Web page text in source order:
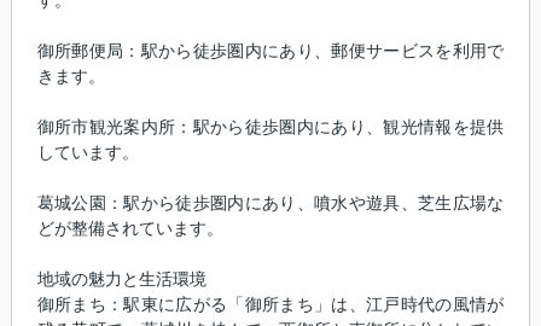
御所郵便局：駅から徒歩圏内にあり、郵便サービスを利用で
きます。
御所市観光案内所：駅から徒歩圏内にあり、観光情報を提供
しています。
葛城公園：駅から徒歩圏内にあり、噴水や遊具、芝生広場な
どが整備されています。
地域の魅力と生活環境
御所まち：駅東に広がる「御所まち」は、江戸時代の風情が